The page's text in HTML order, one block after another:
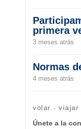
primera
3 meses atrás
Normas
4 meses atrás
volar · viajar
Únete a la